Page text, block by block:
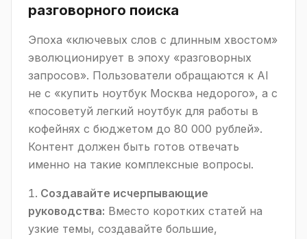
разговорного поиска
Эпоха «ключевых слов с длинным хвостом»
эволюционирует в эпоху «разговорных
запросов». Пользователи обращаются к AI
не с «купить ноутбук Москва недорого», а с
«посоветуй легкий ноутбук для работы в
кофейнях с бюджетом до 80 000 рублей».
Контент должен быть готов отвечать
именно на такие комплексные вопросы.
Создавайте исчерпывающие
руководства: Вместо коротких статей на
узкие темы, создавайте большие,